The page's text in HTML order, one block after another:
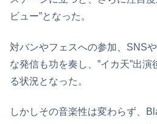
ビュー”となった。
対バンやフェスへの参加、SNS
な発信も功を奏し、”イカ天”出演
る状況となった。
しかしその音楽性は変わらず、